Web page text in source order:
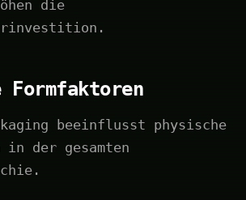
die
Formfaktoren
beeinflusst physische
in der gesamten